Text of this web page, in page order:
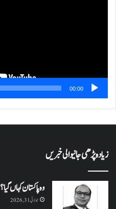
00:00
زیادہ پڑھی جانیوالی خبریں
وہ پاکستان کہاں گیا؟
جولائی 31, 2026